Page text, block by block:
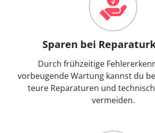
Sparen bei
Durch frühzeitige
vorbeugende Wartung kannst du
teure Reparaturen und
vermeiden.